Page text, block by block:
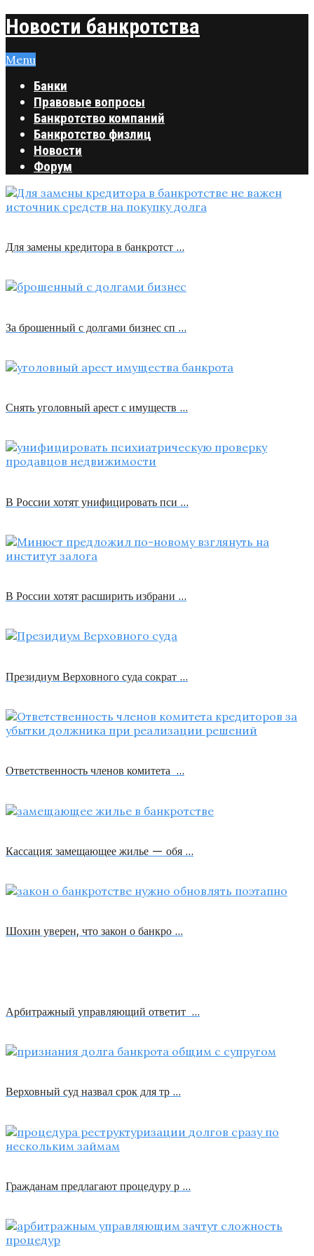
Новости банкротства
Menu
Банки
Правовые вопросы
Банкротство компаний
Банкротство физлиц
Новости
Форум
Для замены кредитора в банкротст …
За брошенный с долгами бизнес сп …
Снять уголовный арест с имуществ …
В России хотят унифицировать пси …
В России хотят расширить избрани …
Президиум Верховного суда сократ …
Ответственность членов комитета …
Кассация: замещающее жилье — обя …
Шохин уверен, что закон о банкро …
Арбитражный управляющий ответит …
Верховный суд назвал срок для тр …
Гражданам предлагают процедуру р …